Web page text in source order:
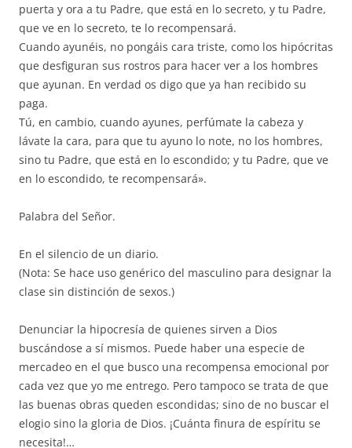
puerta y ora a tu Padre, que está en lo secreto, y tu Padre,
que ve en lo secreto, te lo recompensará.
Cuando ayunéis, no pongáis cara triste, como los hipócritas
que desfiguran sus rostros para hacer ver a los hombres
que ayunan. En verdad os digo que ya han recibido su
paga.
Tú, en cambio, cuando ayunes, perfúmate la cabeza y
lávate la cara, para que tu ayuno lo note, no los hombres,
sino tu Padre, que está en lo escondido; y tu Padre, que ve
en lo escondido, te recompensará».
Palabra del Señor.
En el silencio de un diario.
(Nota: Se hace uso genérico del masculino para designar la
clase sin distinción de sexos.)
Denunciar la hipocresía de quienes sirven a Dios
buscándose a sí mismos. Puede haber una especie de
mercadeo en el que busco una recompensa emocional por
cada vez que yo me entrego. Pero tampoco se trata de que
las buenas obras queden escondidas; sino de no buscar el
elogio sino la gloria de Dios. ¡Cuánta finura de espíritu se
necesita!…